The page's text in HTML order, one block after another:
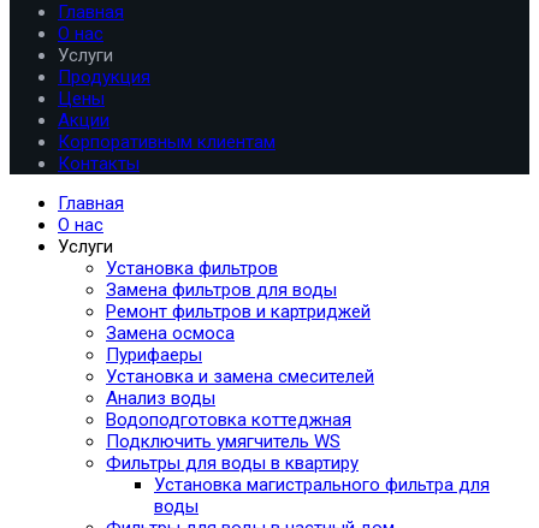
Главная
О нас
Услуги
Продукция
Цены
Акции
Корпоративным клиентам
Контакты
Главная
О нас
Услуги
Установка фильтров
Замена фильтров для воды
Ремонт фильтров и картриджей
Замена осмоса
Пурифаеры
Установка и замена смесителей
Анализ воды
Водоподготовка коттеджная
Подключить умягчитель WS
Фильтры для воды в квартиру
Установка магистрального фильтра для
воды